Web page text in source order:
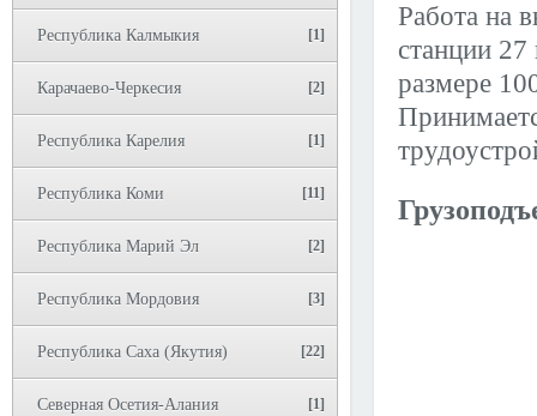
Республика Калмыкия [1]
Карачаево-Черкесия [2]
Республика Карелия [1]
Республика Коми [11]
Республика Марий Эл [2]
Республика Мордовия [3]
Республика Саха (Якутия) [22]
Северная Осетия-Алания [1]
Работа на
станции
размере